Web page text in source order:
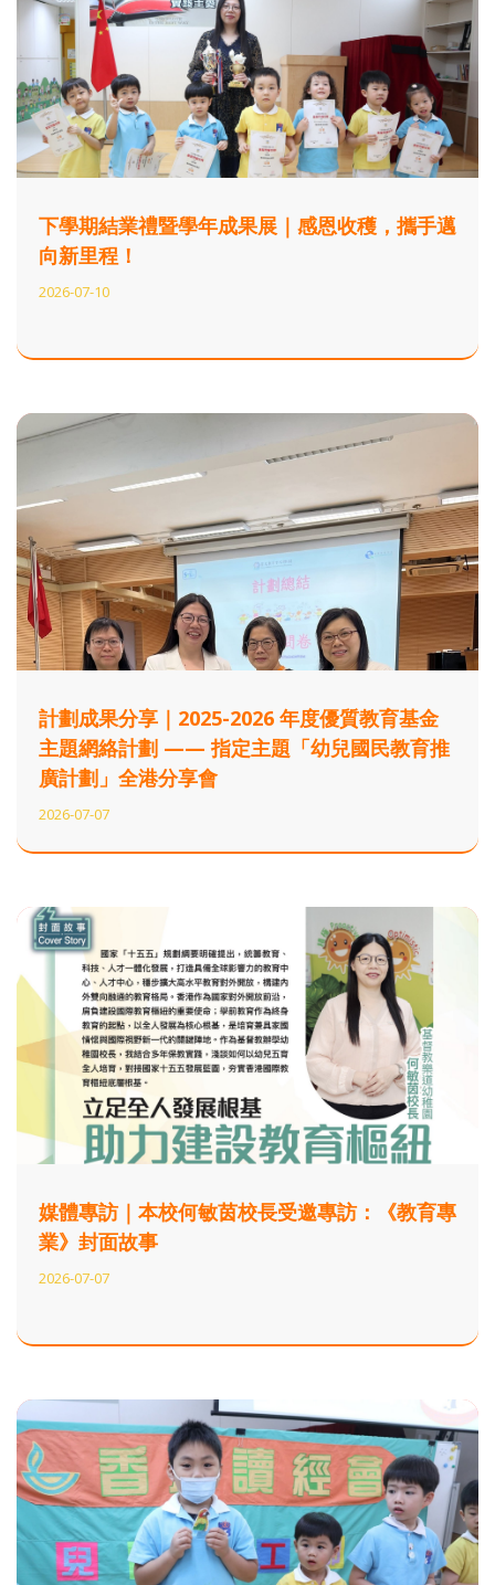
下學期結業禮暨學年成果展｜感恩收穫，攜手邁
向新里程！
2026-07-10
計劃成果分享｜2025-2026 年度優質教育基金
主題網絡計劃 —— 指定主題「幼兒國民教育推
廣計劃」全港分享會
2026-07-07
媒體專訪｜本校何敏茵校長受邀專訪：《教育專
業》封面故事
2026-07-07